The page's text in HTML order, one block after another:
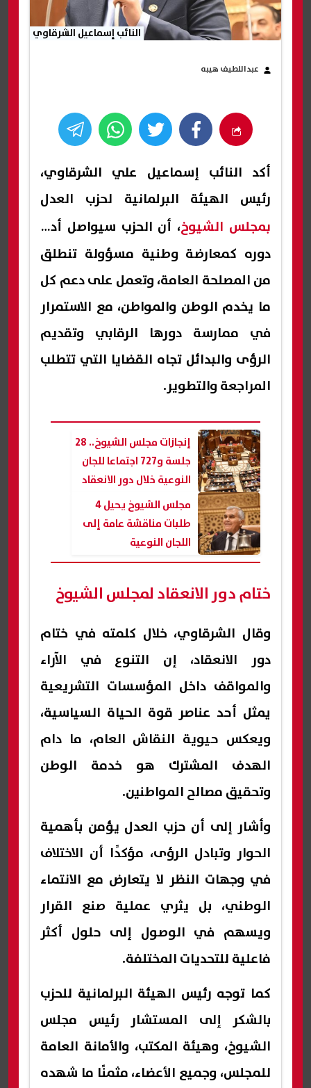
النائب إسماعيل الشرقاوي
عبداللطيف هيبه
أكد النائب إسماعيل علي الشرقاوي،
رئيس الهيئة البرلمانية لحزب العدل
بمجلس الشيوخ، أن الحزب سيواصل أداء
دوره كمعارضة وطنية مسؤولة تنطلق
من المصلحة العامة، وتعمل على دعم كل
ما يخدم الوطن والمواطن، مع الاستمرار
في ممارسة دورها الرقابي وتقديم
الرؤى والبدائل تجاه القضايا التي تتطلب
المراجعة والتطوير.
إنجازات مجلس الشيوخ.. 28
جلسة و727 اجتماعا للجان
النوعية خلال دور الانعقاد
الأول
مجلس الشيوخ يحيل 4
طلبات مناقشة عامة إلى
اللجان النوعية
ختام دور الانعقاد لمجلس الشيوخ
وقال الشرقاوي، خلال كلمته في ختام
دور الانعقاد، إن التنوع في الآراء
والمواقف داخل المؤسسات التشريعية
يمثل أحد عناصر قوة الحياة السياسية،
ويعكس حيوية النقاش العام، ما دام
الهدف المشترك هو خدمة الوطن
وتحقيق مصالح المواطنين.
وأشار إلى أن حزب العدل يؤمن بأهمية
الحوار وتبادل الرؤى، مؤكدًا أن الاختلاف
في وجهات النظر لا يتعارض مع الانتماء
الوطني، بل يثري عملية صنع القرار
ويسهم في الوصول إلى حلول أكثر
فاعلية للتحديات المختلفة.
كما توجه رئيس الهيئة البرلمانية للحزب
بالشكر إلى المستشار رئيس مجلس
الشيوخ، وهيئة المكتب، والأمانة العامة
للمجلس، وجميع الأعضاء، مثمنًا ما شهده